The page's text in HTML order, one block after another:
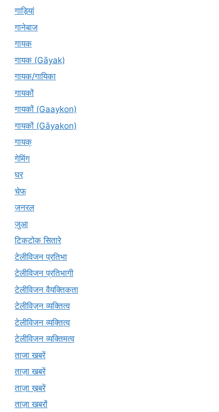
गाड़ियां
गानेबाज
गायक
गायक (Gāyak)
गायक/गायिका
गायकों
गायकों (Gaaykon)
गायकों (Gāyakon)
गायक्
गेमिंग
घर
चेफ
जनरल
जुआ
टिकटोक सितारे
टेलीविजन प्रतिभा
टेलीविजन प्रतिभागी
टेलीविजन वैयक्तिकता
टेलीविज़न व्यक्तित्व
टेलीविजन व्यक्तित्व
टेलीविजन व्यक्तिमत्व
ताजा खबरें
ताज़ा खबरें
ताज़ा ख़बरें
ताज़ा खबरों